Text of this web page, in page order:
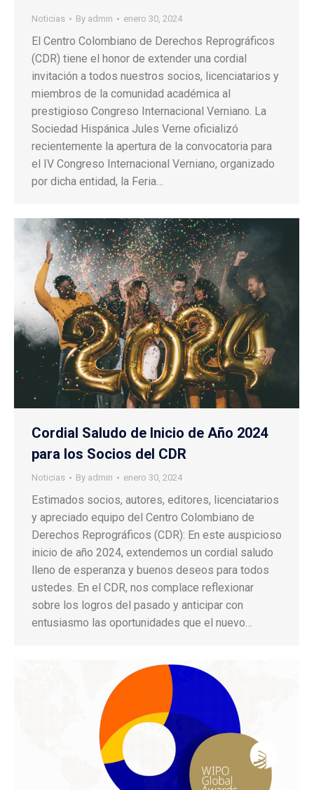
Noticias By admin enero 30, 2024
El Centro Colombiano de Derechos Reprográficos
(CDR) tiene el honor de extender una cordial
invitación a todos nuestros socios, licenciatarios y
miembros de la comunidad académica al
prestigioso Congreso Internacional Verniano. La
Sociedad Hispánica Jules Verne oficializó
recientemente la apertura de la convocatoria para
el IV Congreso Internacional Verniano, organizado
por dicha entidad, la Feria…
Cordial Saludo de Inicio de Año 2024
para los Socios del CDR
Noticias By admin enero 30, 2024
Estimados socios, autores, editores, licenciatarios
y apreciado equipo del Centro Colombiano de
Derechos Reprográficos (CDR): En este auspicioso
inicio de año 2024, extendemos un cordial saludo
lleno de esperanza y buenos deseos para todos
ustedes. En el CDR, nos complace reflexionar
sobre los logros del pasado y anticipar con
entusiasmo las oportunidades que el nuevo…